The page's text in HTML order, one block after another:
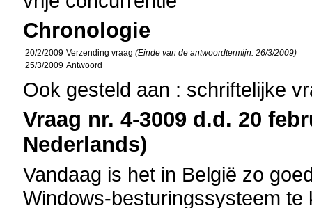
Chronologie
20/2/2009 Verzending vraag(Einde van de antwoordtermijn: 26/3/2009)
25/3/2009 Antwoord
Ook gesteld aan : schriftelijke
Vraag nr. 4-3009 d.d. 20
Nederlands)
Vandaag is het in België zo
Windows-besturingssysteem